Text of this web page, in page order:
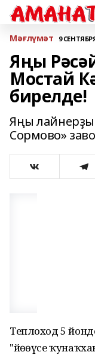
Мәғлүмәт 9
Яңы
Мостай
бирелде!
Яңы лайнерҙы
Сормово»
Теплоход 5
"йөҙөүсе